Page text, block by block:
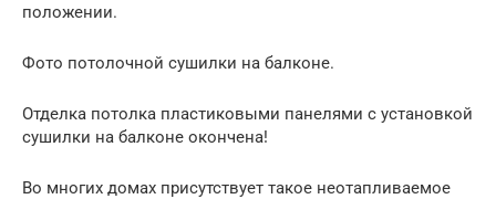
положении.
Фото потолочной сушилки на балконе.
Отделка потолка пластиковыми панелями с установкой
сушилки на балконе окончена!
Во многих домах присутствует такое неотапливаемое